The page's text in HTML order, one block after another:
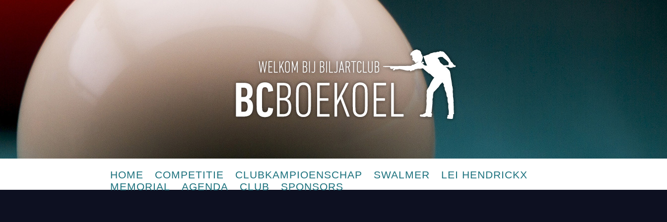
HOME COMPETITIE CLUBKAMPIOENSCHAP SWALMER
LEI HENDRICKX
MEMORIAL
AGENDA CLUB SPONSORS